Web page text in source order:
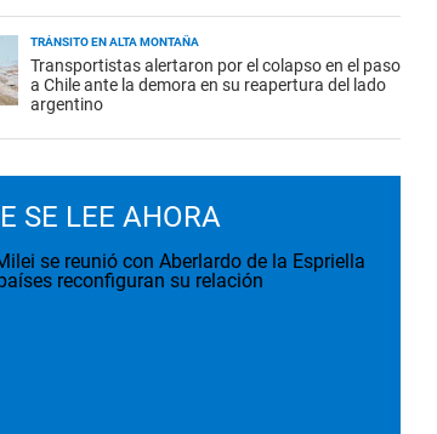
TRÁNSITO EN ALTA MONTAÑA
Transportistas alertaron por el colapso en el paso
a Chile ante la demora en su reapertura del lado
argentino
SE LEE AHORA